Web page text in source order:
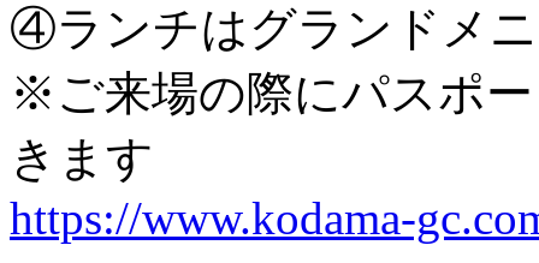
④ランチはグランドメ
※ご来場の際にパスポ
きます
https://www.kodama-